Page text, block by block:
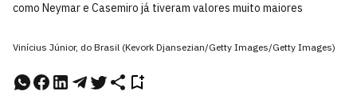
como Neymar e Casemiro já tiveram valores muito maiores
Vinícius Júnior, do Brasil (Kevork Djansezian/Getty Images/Getty Images)